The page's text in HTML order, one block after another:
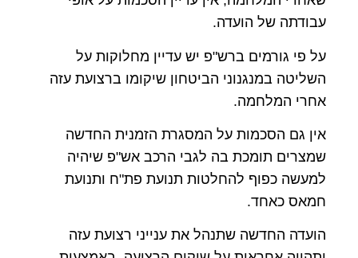
עבודתה של הועדה.
על פי גורמים ברש"פ יש עדיין מחלוקות על
השליטה במנגנוני הביטחון שיקומו ברצועת עזה
אחרי המלחמה.
אין גם הסכמות על המסגרת הזמנית החדשה
שמצרים תומכת בה לגבי הרכב אש"פ שיהיה
למעשה כפוף להחלטות תנועת פת"ח ותנועת
חמאס כאחד.
הועדה החדשה שתנהל את ענייני רצועת עזה